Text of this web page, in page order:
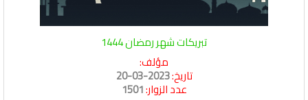
تبريكات شهر رمضان 1444
مؤلف:
تاريخ:2023-03-20
عدد الزوار:1501